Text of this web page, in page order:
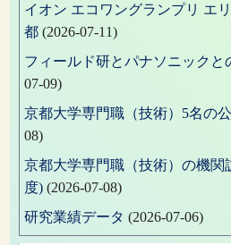
イオン エコワングランプリ エ
都 (2026-07-11)
フィールド研とパナソニックと
07-09)
京都大学専門職（技術）5名の
08)
京都大学専門職（技術）の機関
度) (2026-07-08)
研究業績データ (2026-07-06)